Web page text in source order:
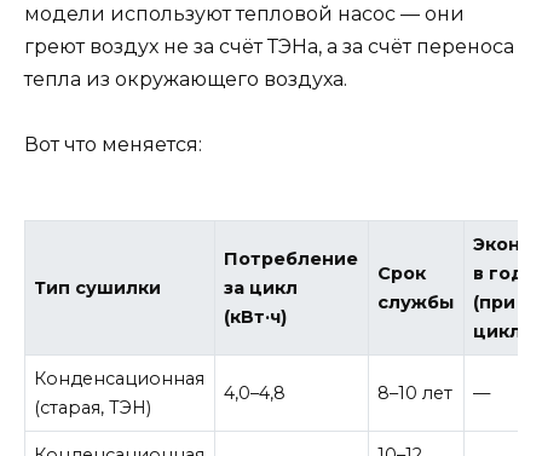
модели используют тепловой насос — они
греют воздух не за счёт ТЭНа, а за счёт переноса
тепла из окружающего воздуха.
Вот что меняется:
Тип сушилки
Потребление
за цикл
(кВт·ч)
Срок
службы
в год
(при
Конденсационная
(старая, ТЭН)
4,0–4,8 8–10 лет —